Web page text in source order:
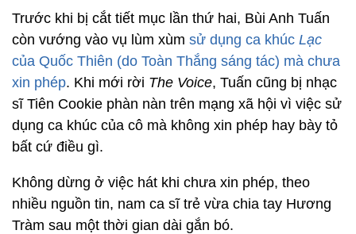
Trước khi bị cắt tiết mục lần thứ hai, Bùi Anh Tuấn
còn vướng vào vụ lùm xùm sử dụng ca khúc Lạc
của Quốc Thiên (do Toàn Thắng sáng tác) mà chưa
xin phép. Khi mới rời The Voice, Tuấn cũng bị nhạc
sĩ Tiên Cookie phàn nàn trên mạng xã hội vì việc sử
dụng ca khúc của cô mà không xin phép hay bày tỏ
bất cứ điều gì.
Không dừng ở việc hát khi chưa xin phép, theo
nhiều nguồn tin, nam ca sĩ trẻ vừa chia tay Hương
Tràm sau một thời gian dài gắn bó.